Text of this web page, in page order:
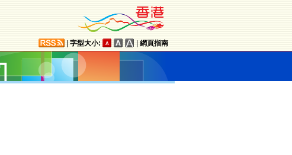
字型大小: 網頁指南